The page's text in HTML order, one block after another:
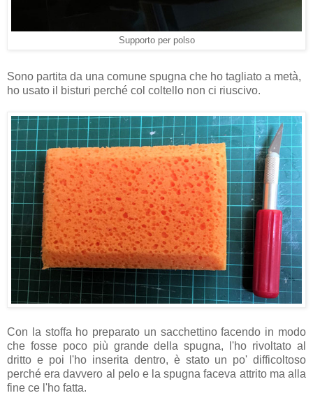
Supporto per polso
Sono partita da una comune spugna che ho tagliato a metà,
ho usato il bisturi perché col coltello non ci riuscivo.
Con la stoffa ho preparato un sacchettino facendo in modo
che fosse poco più grande della spugna, l'ho rivoltato al
dritto e poi l'ho inserita dentro, è stato un po' difficoltoso
perché era davvero al pelo e la spugna faceva attrito ma alla
fine ce l'ho fatta.